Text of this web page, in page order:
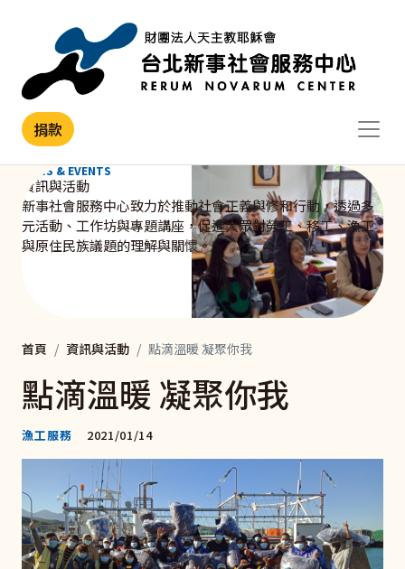
捐款
NEWS & EVENTS
資訊與活動
新事社會服務中心致力於推動社會正義與修和行動，透過多
元活動、工作坊與專題講座，促進大眾對勞工、移工、漁工
與原住民族議題的理解與關懷。
首頁 資訊與活動 點滴溫暖 凝聚你我
點滴溫暖 凝聚你我
漁工服務 2021/01/14